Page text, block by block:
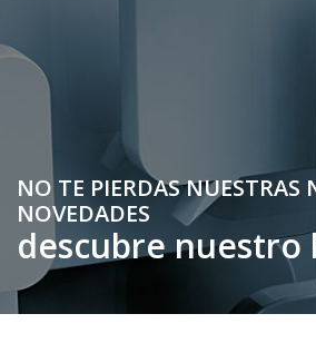
NO TE PIERDAS NUESTRAS
NOVEDADES
descubre nuestro